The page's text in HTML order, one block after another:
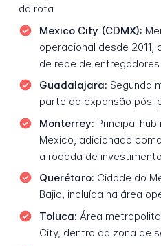
da rota.
Mexico City (CDMX):
operacional desde
de rede de
Guadalajara: Segunda
parte da expansão pós-
Monterrey: Principal
Mexico, adicionado
a rodada de
Querétaro: Cidade do
Bajio, incluída na área
Toluca: Área
City, dentro da zona de